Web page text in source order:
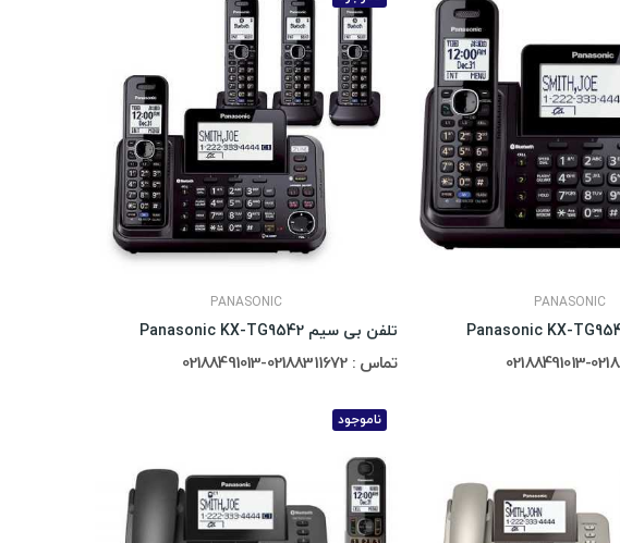
PANASONIC
PANASONIC
تلفن بی سیم Panasonic KX-TG9542
تماس : 02188311672-02188491013
ناموجود